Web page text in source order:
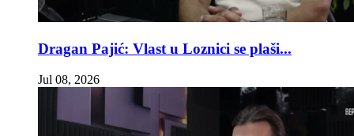
Dragan Pajić: Vlast u Loznici se plaši...
Jul 08, 2026